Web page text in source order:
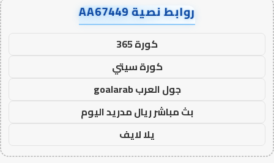
روابط نصية AA67449
كورة 365
كورة سيتي
جول العرب goalarab
بث مباشر ريال مدريد اليوم
يلا لايف